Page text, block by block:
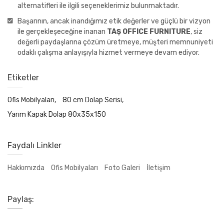
alternatifleri ile ilgili seçeneklerimiz bulunmaktadır.
Başarının, ancak inandığımız etik değerler ve güçlü bir vizyon
ile gerçekleşeceğine inanan TAŞ OFFICE FURNITURE, siz
değerli paydaşlarına çözüm üretmeye, müşteri memnuniyeti
odaklı çalışma anlayışıyla hizmet vermeye devam ediyor.
Etiketler
Ofis Mobilyaları,
80 cm Dolap Serisi,
Yarım Kapak Dolap 80x35x150
Faydalı Linkler
Hakkımızda Ofis Mobilyaları Foto Galeri İletişim
Paylaş: